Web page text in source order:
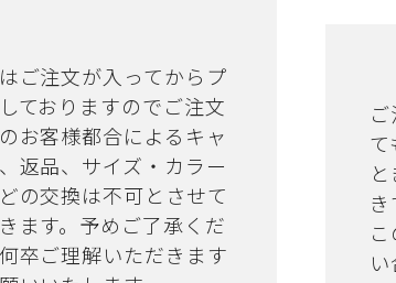
ご注文が入ってからプ
ておりますのでご注文
お客様都合によるキャ
返品、サイズ・カラー
の交換は不可とさせて
ます。予めご了承くだ
卒ご理解いただきます